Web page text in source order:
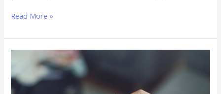
Read More »
Jahsy:
Istri